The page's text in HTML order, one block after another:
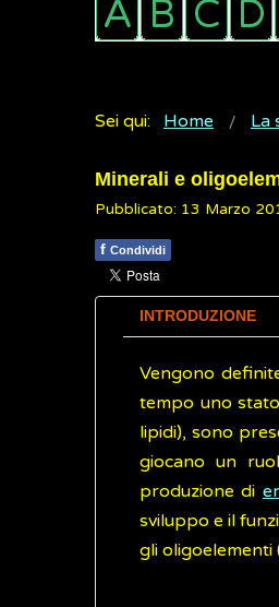
Sei qui: Home La
Minerali e
Pubblicato: 13 Marzo
f Condividi
INTRODUZIONE
Vengono
tempo uno
lipidi), sono
giocano un
produzione di
sviluppo e il
gli oligoelementi